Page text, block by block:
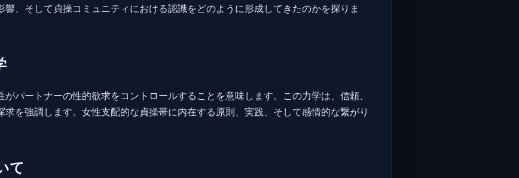
、そして貞操コミュニティにおける認識をどのように形成してきたのかを探りま
がパートナーの性的欲求をコントロールすることを意味します。この力学は、信頼、
を強調します。女性支配的な貞操帯に内在する原則、実践、そして感情的な繋がり
て